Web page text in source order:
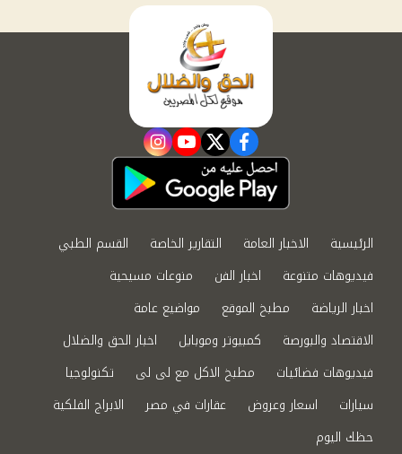
facebook
twitter
youtube
instagram
الرئيسية الاخبار العامة التقارير الخاصة
القسم الطبي
فيديوهات متنوعة
اخبار الفن
منوعات مسيحية
اخبار الرياضة
مطبخ الموقع
مواضيع عامة
الاقتصاد والبورصة
كمبيوتر وموبايل
اخبار الحق والضلال
فيديوهات فضائيات
مطبخ الاكل مع لى لى
تكنولوجيا
سيارات
اسعار وعروض عقارات في مصر
الابراج الفلكية
حظك اليوم